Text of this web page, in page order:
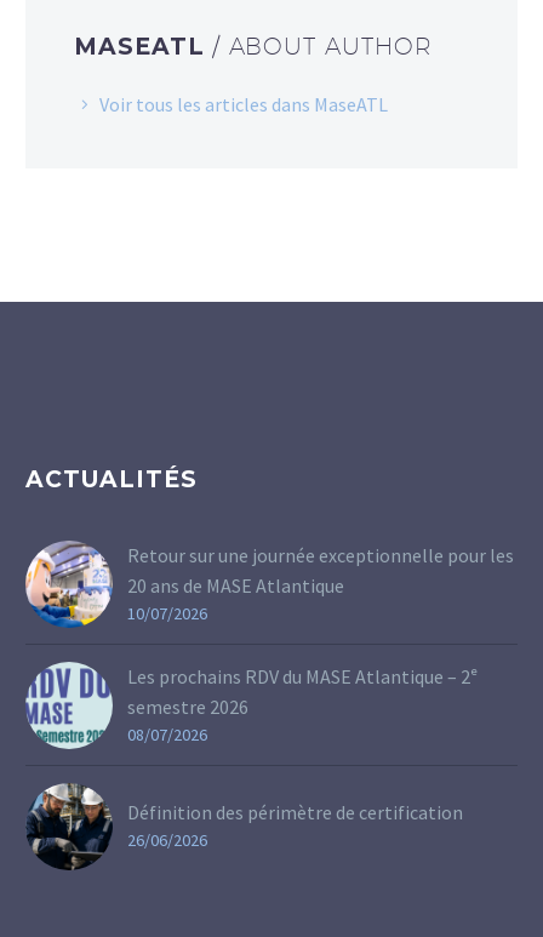
MASEATL / ABOUT AUTHOR
Voir tous les articles dans MaseATL
ACTUALITÉS
Retour sur une journée exceptionnelle pour les
20 ans de MASE Atlantique
10/07/2026
Les prochains RDV du MASE Atlantique – 2ᵉ
semestre 2026
08/07/2026
Définition des périmètre de certification
26/06/2026